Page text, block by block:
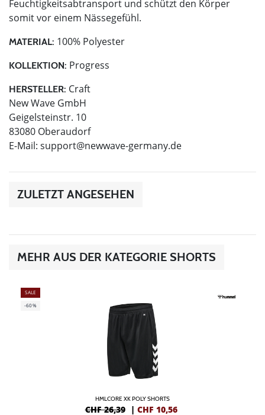
Feuchtigkeitsabtransport und schützt den Körper
somit vor einem Nässegefühl.
MATERIAL: 100% Polyester
KOLLEKTION: Progress
HERSTELLER: Craft
New Wave GmbH
Geigelsteinstr. 10
83080 Oberaudorf
E-Mail: support@newwave-germany.de
ZULETZT ANGESEHEN
MEHR AUS DER KATEGORIE SHORTS
SALE
-60%
HMLCORE XK POLY SHORTS
CHF 26,39 | CHF 10,56